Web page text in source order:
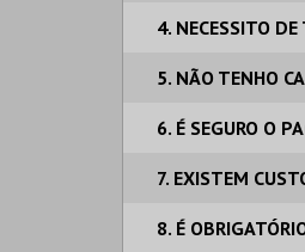
4. NECESSITO
5. NÃO TENHO
6. É SEGURO O
7. EXISTEM
8. É